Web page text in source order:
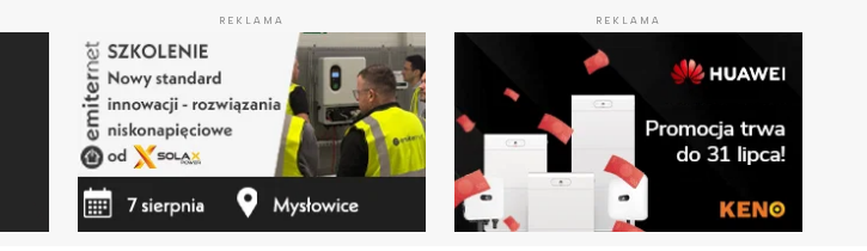
REKLAMA REKLAMA